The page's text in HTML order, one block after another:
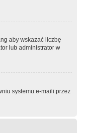
aby wskazać liczbę
lub administrator w
systemu e-maili przez